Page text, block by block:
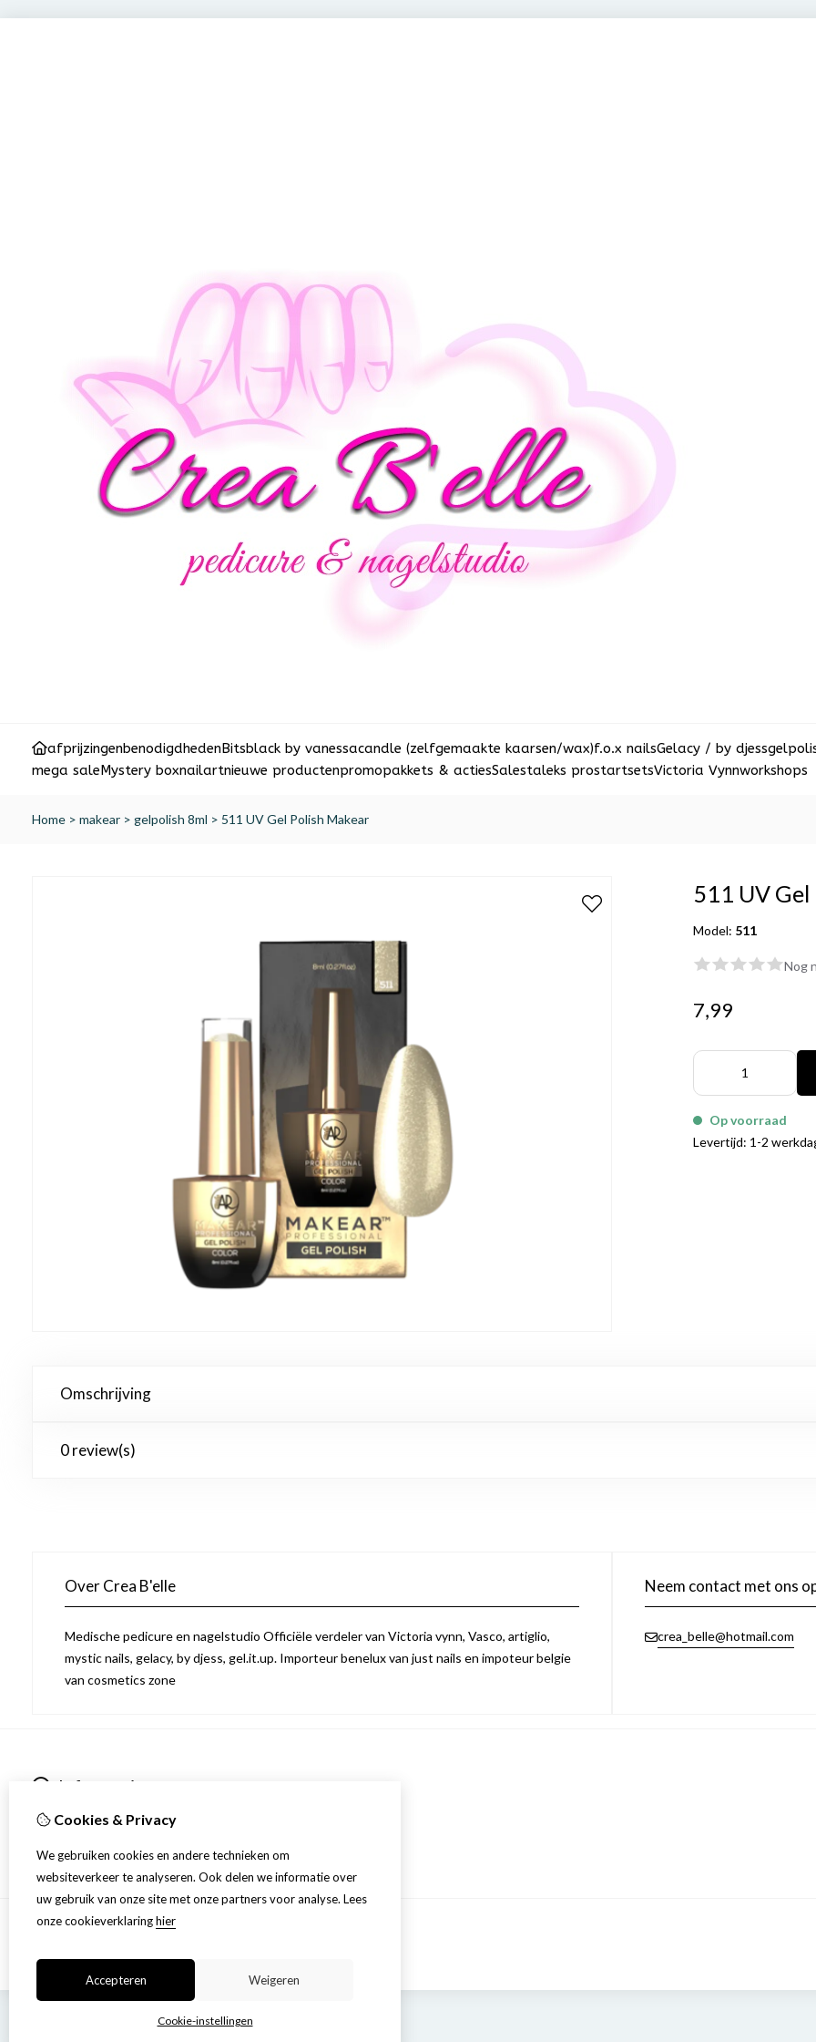
afprijzingenbenodigdhedenBitsblack by vanessacandle (zelfgemaakte kaarsen/wax)f.o.x nailsGelacy / by djess
mega saleMystery boxnailartnieuwe productenpromopakkets & actiesSalestaleks prostartsetsVictoria Vynnworkshops
Home > makear > gelpolish 8ml > 511 UV Gel Polish Makear
511 UV
Model: 511
Nog
7,99
Op voorraad
Levertijd: 1-2
Omschrijving
0 review(s)
Over Crea B'elle
Medische pedicure en nagelstudio Officiële verdeler van Victoria vynn, Vasco, artiglio,
mystic nails, gelacy, by djess, gel.it.up. Importeur benelux van just nails en impoteur belgie
van cosmetics zone
Neem contact met ons
crea_belle@hotmail.com
Informatie
Privacyverklaring
Algemene voorwaarden
Cookies & Privacy
We gebruiken cookies en andere technieken om
websiteverkeer te analyseren. Ook delen we informatie over
uw gebruik van onze site met onze partners voor analyse. Lees
onze cookieverklaringhier
Accepteren Weigeren
Cookie-instellingen